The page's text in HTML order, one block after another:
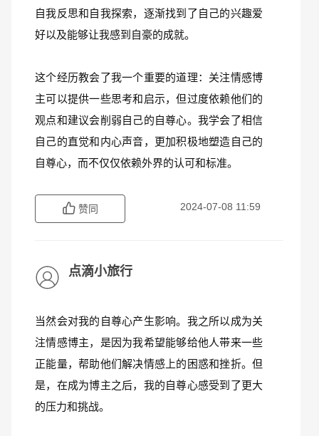
自我反思和自我探索，逐渐找到了自己的兴趣爱
好以及能够让我感到自豪的成就。
这个经历教会了我一个重要的道理：关注情感博
主可以提供一些思考和启示，但过度依赖他们的
观点和建议会削弱自己的自尊心。我学会了相信
自己的直觉和内心声音，更加积极地塑造自己的
自尊心，而不仅仅依赖外界的认可和标准。
赞同 2024-07-08 11:59
点滴小旅行
当然会对我的自尊心产生影响。我之所以成为关
注情感博主，是因为我希望能够给他人带来一些
正能量，帮助他们解决情感上的困惑和挫折。但
是，在成为博主之后，我的自尊心感受到了更大
的压力和挑战。